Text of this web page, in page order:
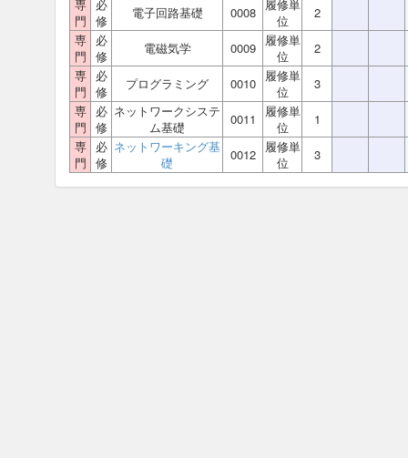
専
門
必
修
電子回路基礎 0008
履修単
位
2
専
門
必
修
電磁気学 0009
履修単
位
2
専
門
必
修
プログラミング 0010
履修単
位
3
専
門
必
修
ネットワークシステ
ム基礎
0011
履修単
位
1
専
門
必
修
ネットワーキング基
礎
0012
履修単
位
3